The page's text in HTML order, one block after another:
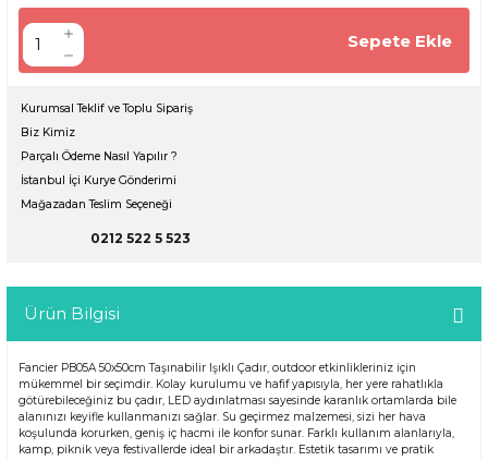
Sepete Ekle
Kurumsal Teklif ve Toplu Sipariş
Biz Kimiz
Parçalı Ödeme Nasıl Yapılır ?
İstanbul İçi Kurye Gönderimi
Mağazadan Teslim Seçeneği
0212 522 5 523
Ürün Bilgisi
Fancier PB05A 50x50cm Taşınabilir Işıklı Çadır, outdoor etkinlikleriniz için
mükemmel bir seçimdir. Kolay kurulumu ve hafif yapısıyla, her yere rahatlıkla
götürebileceğiniz bu çadır, LED aydınlatması sayesinde karanlık ortamlarda bile
alanınızı keyifle kullanmanızı sağlar. Su geçirmez malzemesi, sizi her hava
koşulunda korurken, geniş iç hacmi ile konfor sunar. Farklı kullanım alanlarıyla,
kamp, piknik veya festivallerde ideal bir arkadaştır. Estetik tasarımı ve pratik